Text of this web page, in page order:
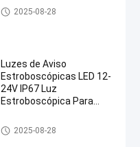
Lâmpada de estroboscópio de
camião
2025-08-28
Luzes de Aviso
Estroboscópicas LED 12-
24V IP67 Luz
Estroboscópica Para
Trator Escavadeira
Lâmpada de estroboscópio de
camião
2025-08-28